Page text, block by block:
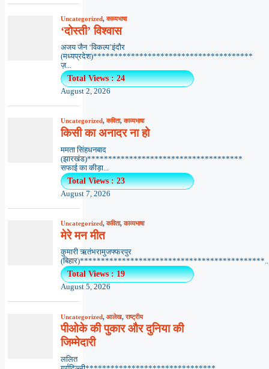
Uncategorized,काव्यभाषा
‘दोस्ती’ विश्वास
अजय जैन ‘विकल्प’इंदौर
(मध्यप्रदेश)**************************************
ज़...
Total Views : 24
August 2, 2026
Uncategorized,कविता,काव्यभाषा
किसी का अनादर ना हो
ममता सिंहधनबाद
(झारखंड)*************************************
सफाई का कीड़ा...
Total Views : 23
August 7, 2026
Uncategorized,कविता,काव्यभाषा
मेरे मन मीत
कुमारी ऋतंभरामुजफ्फरपुर
Total Views : 19
August 5, 2026
Uncategorized, आलेख,राष्ट्रीय
पीओके की पुकार और दुनिया की
जिम्मेदारी
ललित